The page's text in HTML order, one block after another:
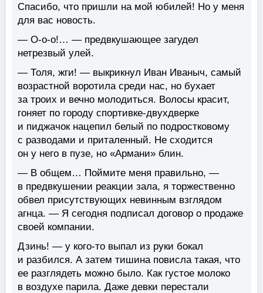
Спасибо, что пришли на мой юбилей! Но у меня
для вас новость.
— О-о-о!… — предвкушающее загудел
нетрезвый улей.
— Толя, жги! — выкрикнул Иван Иваныч, самый
возрастной воротила среди нас, но бухает
за троих и вечно молодиться. Волосы красит,
гоняет по городу спортивке-двухдверке
и пиджачок нацепил белый по подростковому
с разводами и приталенный. Не сходится
он у него в пузе, но «Армани» блин.
— В общем… Поймите меня правильно, —
в предвкушении реакции зала, я торжественно
обвел присутствующих невинным взглядом
агнца. — Я сегодня подписал договор о продаже
своей компании.
Дзинь! — у кого-то выпал из руки бокал
и разбился. А затем тишина повисла такая, что
ее разглядеть можно было. Как густое молоко
в воздухе парила. Даже девки перестали